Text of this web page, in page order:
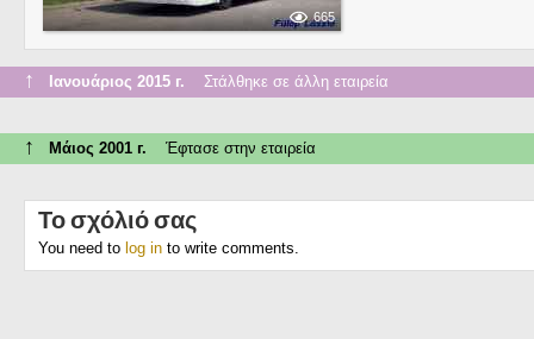
665
↑ Ιανουάριος 2015 г. Στάλθηκε σε άλλη εταιρεία
↑ Μάιος 2001 г. Έφτασε στην εταιρεία
Το σχόλιό σας
You need to log in to write comments.